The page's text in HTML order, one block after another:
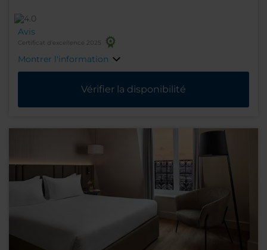
Avis
Certificat d'excellence 2025
Montrer l'information
Vérifier la disponibilité